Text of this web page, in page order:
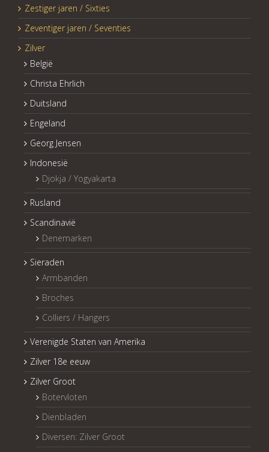
Zestiger jaren / Sixties
Zeventiger jaren / Seventies
Zilver
België
Christa Ehrlich
Duitsland
Engeland
Georg Jensen
Indonesië
Djokja / Yogyakarta
Rusland
Scandinavië
Denemarken
Sieraden
Armbanden
Broches
Colliers / Hangers
Verenigde Staten van Amerika
Zilver 18e eeuw
Zilver Groot
Botervloten
Dienbladen
Diversen: Zilver Groot